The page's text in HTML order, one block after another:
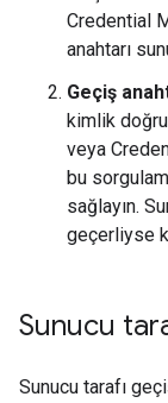
Credential
anahtarı
Geçiş
kimlik
veya
bu
sağlayın.
geçerliyse
Sunucu
Sunucu tarafı